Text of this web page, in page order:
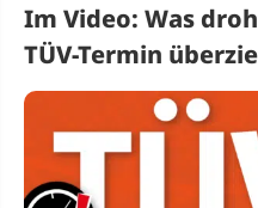
Im Video: Was
TÜV-Termin